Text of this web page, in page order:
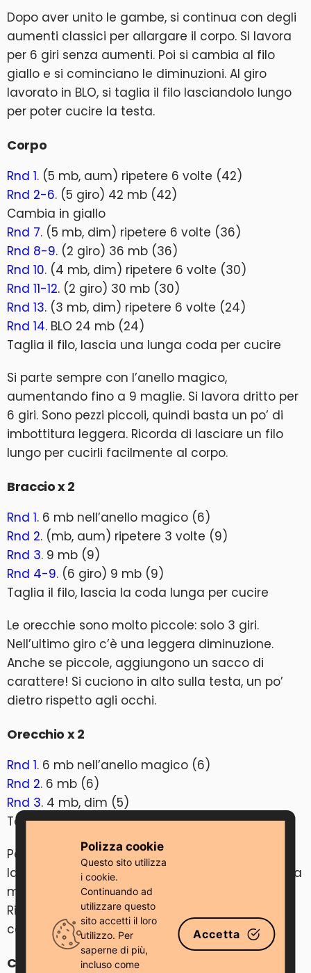
Dopo aver unito le gambe, si continua con degli
aumenti classici per allargare il corpo. Si lavora
per 6 giri senza aumenti. Poi si cambia al filo
giallo e si cominciano le diminuzioni. Al giro
lavorato in BLO, si taglia il filo lasciandolo lungo
per poter cucire la testa.
Corpo
Rnd 1. (5 mb, aum) ripetere 6 volte (42)
Rnd 2-6. (5 giro) 42 mb (42)
Cambia in giallo
Rnd 7. (5 mb, dim) ripetere 6 volte (36)
Rnd 8-9. (2 giro) 36 mb (36)
Rnd 10. (4 mb, dim) ripetere 6 volte (30)
Rnd 11-12. (2 giro) 30 mb (30)
Rnd 13. (3 mb, dim) ripetere 6 volte (24)
Rnd 14. BLO 24 mb (24)
Taglia il filo, lascia una lunga coda per cucire
Si parte sempre con l’anello magico,
aumentando fino a 9 maglie. Si lavora dritto per
6 giri. Sono pezzi piccoli, quindi basta un po’ di
imbottitura leggera. Ricorda di lasciare un filo
lungo per cucirli facilmente al corpo.
Braccio x 2
Rnd 1. 6 mb nell’anello magico (6)
Rnd 2. (mb, aum) ripetere 3 volte (9)
Rnd 3. 9 mb (9)
Rnd 4-9. (6 giro) 9 mb (9)
Taglia il filo, lascia la coda lunga per cucire
Le orecchie sono molto piccole: solo 3 giri.
Nell’ultimo giro c’è una leggera diminuzione.
Anche se piccole, aggiungono un sacco di
carattere! Si cuciono in alto sulla testa, un po’
dietro rispetto agli occhi.
Orecchio x 2
Rnd 1. 6 mb nell’anello magico (6)
Rnd 2. 6 mb (6)
Rnd 3. 4 mb, dim (5)
Taglia il filo, lascia una lunga coda per cucire
Per fare il colletto, inserisci l’uncinetto nel giro
lavorato in BLO del corpo. Fai 4 catenelle, poi una
maglia bassissima nella maglia successiva.
Ripeti questo per tutto il giro. Se usi un filo
colorato, sembrerà un maglioncino adorabile!
Collare
Polizza cookie
Questo sito utilizza
i cookie.
Continuando ad
utilizzare questo
sito accetti il ​​loro
utilizzo. Per
saperne di più,
incluso come
Accetta